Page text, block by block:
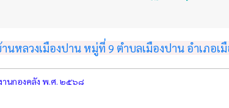
หลวงเมืองปาน หมู่ที่ 9 ตำบลเมืองปาน อำเภอเ
านกองคลัง พ.ศ. ๒๕๖๘